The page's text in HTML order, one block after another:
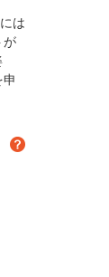
は
が